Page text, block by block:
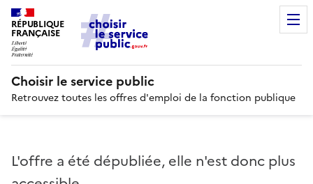
RÉPUBLIQUE
FRANÇAISE
Choisir le service public
Retrouvez toutes les offres d'emploi de la fonction publique
L'offre a été dépubliée, elle n'est donc plus